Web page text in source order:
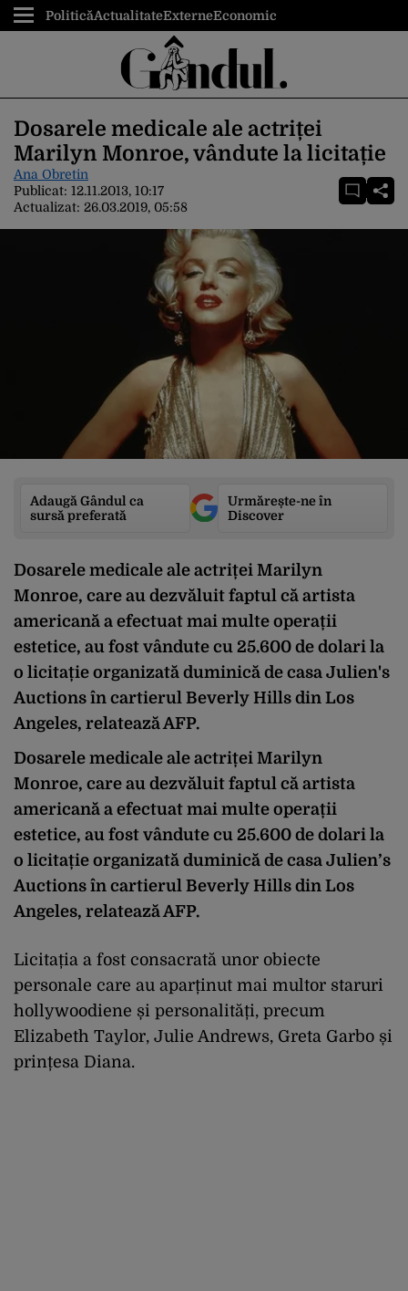
PoliticăActualitateExterneEconomic
Dosarele medicale ale actriței
Marilyn Monroe, vândute la licitație
Ana Obretin
Publicat: 12.11.2013, 10:17
Actualizat: 26.03.2019, 05:58
Adaugă Gândul ca
sursă preferată
Urmărește-ne în
Discover
Dosarele medicale ale actriței Marilyn
Monroe, care au dezvăluit faptul că artista
americană a efectuat mai multe operații
estetice, au fost vândute cu 25.600 de dolari la
o licitație organizată duminică de casa Julien's
Auctions în cartierul Beverly Hills din Los
Angeles, relatează AFP.
Dosarele medicale ale actriței Marilyn
Monroe, care au dezvăluit faptul că artista
americană a efectuat mai multe operații
estetice, au fost vândute cu 25.600 de dolari la
o licitație organizată duminică de casa Julien’s
Auctions în cartierul Beverly Hills din Los
Angeles, relatează AFP.
Licitația a fost consacrată unor obiecte
personale care au aparținut mai multor staruri
hollywoodiene și personalități, precum
Elizabeth Taylor, Julie Andrews, Greta Garbo și
prințesa Diana.